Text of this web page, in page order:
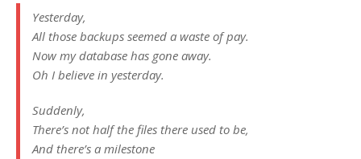
Yesterday,
All those backups seemed a waste of pay.
Now my database has gone away.
Oh I believe in yesterday.
Suddenly,
There’s not half the files there used to be,
And there’s a milestone